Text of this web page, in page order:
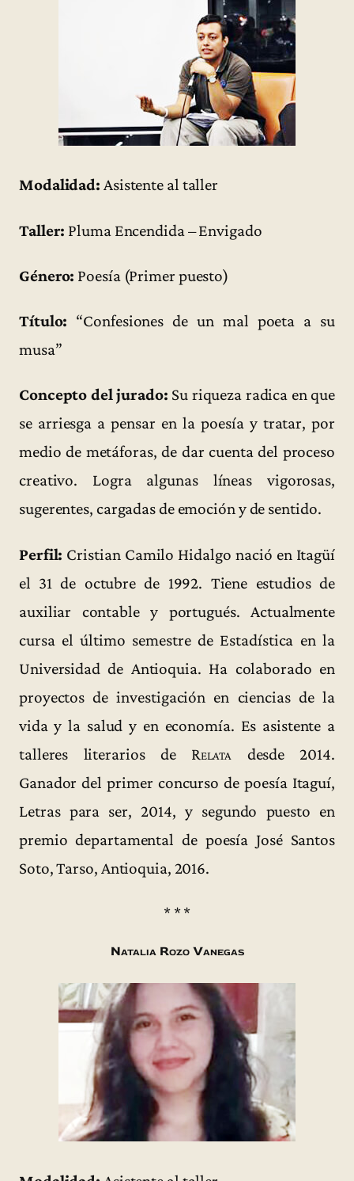
Modalidad: Asistente al taller
Taller: Pluma Encendida – Envigado
Género: Poesía (Primer puesto)
Título: “Confesiones de un mal poeta a su
musa”
Concepto del jurado: Su riqueza radica en que
se arriesga a pensar en la poesía y tratar, por
medio de metáforas, de dar cuenta del proceso
creativo. Logra algunas líneas vigorosas,
sugerentes, cargadas de emoción y de sentido.
Perfil: Cristian Camilo Hidalgo nació en Itagüí
el 31 de octubre de 1992. Tiene estudios de
auxiliar contable y portugués. Actualmente
cursa el último semestre de Estadística en la
Universidad de Antioquia. Ha colaborado en
proyectos de investigación en ciencias de la
vida y la salud y en economía. Es asistente a
talleres literarios de Relata desde 2014.
Ganador del primer concurso de poesía Itaguí,
Letras para ser, 2014, y segundo puesto en
premio departamental de poesía José Santos
Soto, Tarso, Antioquia, 2016.
* * *
Natalia Rozo Vanegas